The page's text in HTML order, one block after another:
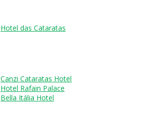
Hotel das Cataratas
Canzi Cataratas Hotel
Hotel Rafain Palace
Bella Itália Hotel